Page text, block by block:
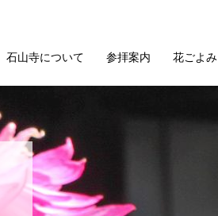
石山寺について 参拝案内 花ごよみ